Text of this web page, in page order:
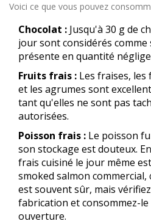
Voici ce que vous pouvez
Chocolat : Jusqu'à 30 g de
jour sont considérés
présente en quantité
Fruits frais : Les fraises, les
et les agrumes sont
tant qu'elles ne sont pas
autorisées.
Poisson frais : Le poisson
son stockage est douteux.
frais cuisiné le jour même
smoked salmon
est souvent sûr, mais
fabrication et consommez-
ouverture.